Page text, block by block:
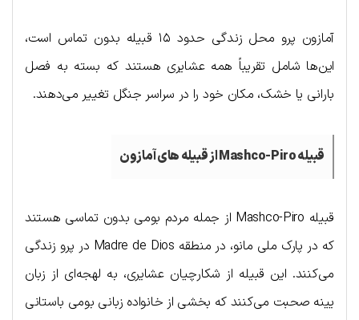
آمازون پرو محل زندگی حدود ۱۵ قبیله بدون تماس است،
این‌ها شامل تقریباً همه عشایری هستند که بسته به فصل
بارانی یا خشک، مکان خود را در سراسر جنگل تغییر می‌دهند.
قبیلهMashco-Piroاز قبیله های آمازون
قبیله Mashco-Piro از جمله مردم بومی بدون تماسی هستند
که در پارک ملی مانو، در منطقه Madre de Dios در پرو زندگی
می‌کنند. این قبیله از شکارچیان عشایری، به لهجه‌ای از زبان
یینه صحبت می‌کنند که بخشی از خانواده زبانی بومی باستانی